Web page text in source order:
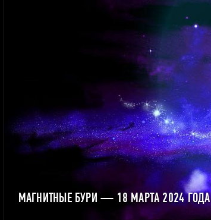
МАГНИТНЫЕ БУРИ — 18 МАРТА 2024 ГОДА